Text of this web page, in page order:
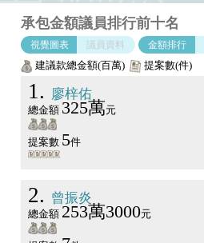
承包金額議員排行前十名
視覺圖表 議員資料 金額排行
建議款總金額(百萬) 提案數(件)
1 廖梓佑
總金額 325萬元
提案數 5件
2 曾振炎
總金額253萬3000元